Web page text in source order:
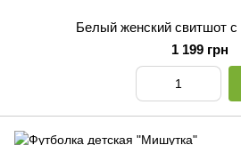
Белый женский свитшот
1 199 грн